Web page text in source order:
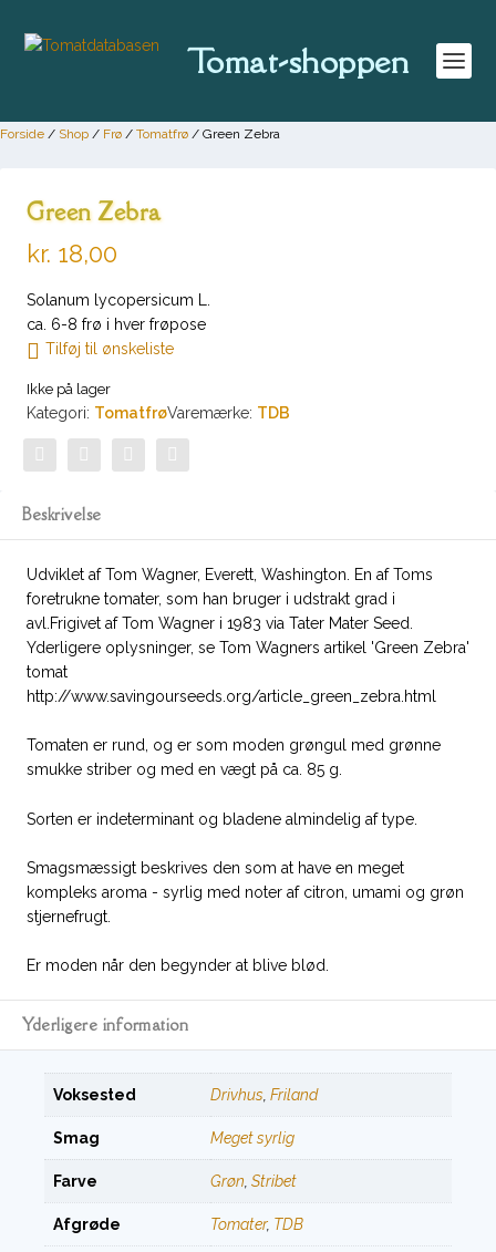
Tomat-shoppen
Forside / Shop / Frø / Tomatfrø / Green Zebra
Green Zebra
kr. 18,00
Solanum lycopersicum L.
ca. 6-8 frø i hver frøpose
Tilføj til ønskeliste
Ikke på lager
Kategori: TomatfrøVaremærke: TDB
Beskrivelse
Udviklet af Tom Wagner, Everett, Washington. En af Toms
foretrukne tomater, som han bruger i udstrakt grad i
avl.Frigivet af Tom Wagner i 1983 via Tater Mater Seed.
Yderligere oplysninger, se Tom Wagners artikel 'Green Zebra'
tomat
http://www.savingourseeds.org/article_green_zebra.html
Tomaten er rund, og er som moden grøngul med grønne
smukke striber og med en vægt på ca. 85 g.
Sorten er indeterminant og bladene almindelig af type.
Smagsmæssigt beskrives den som at have en meget
kompleks aroma - syrlig med noter af citron, umami og grøn
stjernefrugt.
Er moden når den begynder at blive blød.
Yderligere information
Voksested Drivhus, Friland
Smag Meget syrlig
Farve Grøn, Stribet
Afgrøde Tomater, TDB